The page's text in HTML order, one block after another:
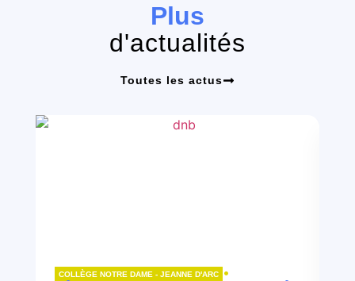
Plus
d'actualités
Toutes les actus
COLLÈGE NOTRE DAME - JEANNE D'ARC •